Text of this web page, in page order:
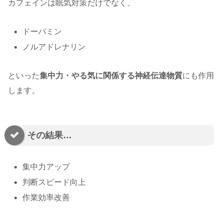
カフェインは眠気対策だけでなく、
ドーパミン
ノルアドレナリン
といった集中力・やる気に関係する神経伝達物質にも作用
します。
その結果…
集中力アップ
判断スピード向上
作業効率改善